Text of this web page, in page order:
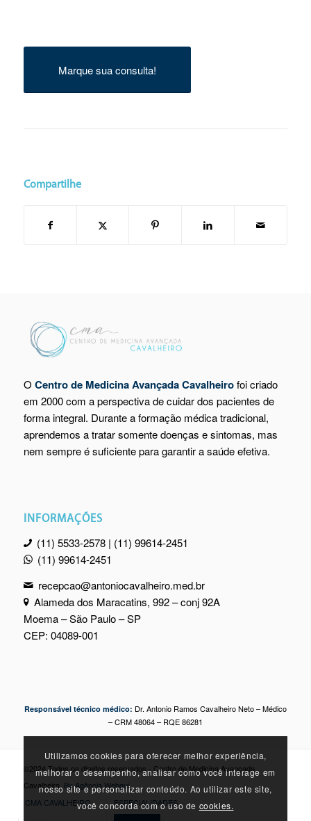
Marque sua consulta!
Compartilhe
O Centro de Medicina Avançada Cavalheirofoi criado
em 2000 com a perspectiva de cuidar dos pacientes de
forma integral. Durante a formação médica tradicional,
aprendemos a tratar somente doenças e sintomas, mas
nem sempre é suficiente para garantir a saúde efetiva.
INFORMAÇÕES
(11) 5533-2578 | (11) 99614-2451
(11) 99614-2451
recepcao@antoniocavalheiro.med.br
Alameda dos Maracatins, 992 – conj 92A
Moema – São Paulo – SP
CEP: 04089-001
Responsável técnico médico: Dr. Antonio Ramos Cavalheiro Neto – Médico
– CRM 48064 – RQE 86281
©2024 Todos os direitos reservados - Centro de Medicina Avançada
Cavalheiro. By Agência Webgui
CMA CAVALHEIRO
ESPECIALIDADES
Utilizamos cookies para oferecer melhor experiência,
melhorar o desempenho, analisar como você interage em
nosso site e personalizar conteúdo. Ao utilizar este site,
você concorda com o uso de cookies.